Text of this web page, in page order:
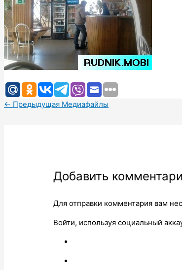
← Предыдущая Медиафайлы
Добавить
Для отправки комментария вам
Войти, используя социальный